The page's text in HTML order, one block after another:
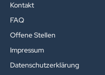
Kontakt
FAQ
Offene Stellen
Impressum
Datenschutzerklärung